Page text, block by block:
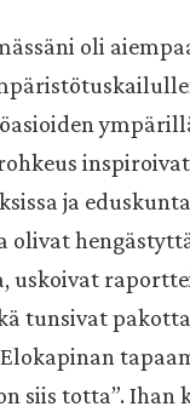
oli
ja
olivat
uskoivat
tunsivat
siis totta”. Ihan